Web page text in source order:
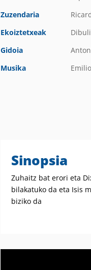
Zuzendaria
Ekoiztetxeak
Gidoia
Musika
Sinopsia
Zuhaitz bat erori eta
bilakatuko da eta Isis
biziko da